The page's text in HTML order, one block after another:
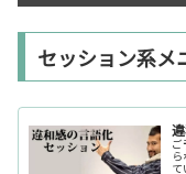
セッション系メ